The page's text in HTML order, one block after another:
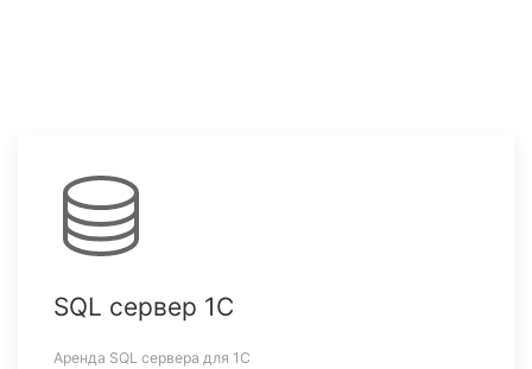
SQL сервер 1С
Аренда SQL сервера для 1С